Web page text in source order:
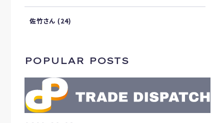
佐竹さん (24)
POPULAR POSTS